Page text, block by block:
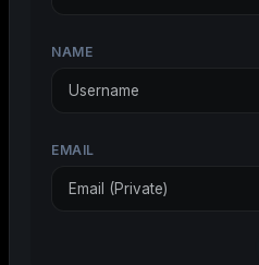
NAME
EMAIL